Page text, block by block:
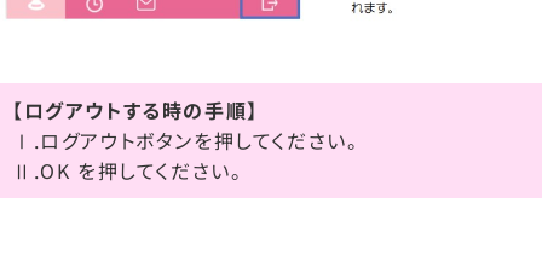
【ログアウトする時の手順】
Ⅰ.ログアウトボタンを押してください。
Ⅱ.OK を押してください。